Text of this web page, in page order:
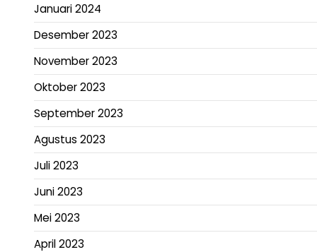
Januari 2024
Desember 2023
November 2023
Oktober 2023
September 2023
Agustus 2023
Juli 2023
Juni 2023
Mei 2023
April 2023